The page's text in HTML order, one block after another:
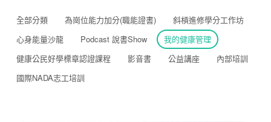
全部分類 為崗位能力加分(職能證書)
斜槓進修學分工作坊
心身能量沙龍
Podcast 說書Show
我的健康管理
健康公民好學標章認證課程
影音書 公益講座
內部培訓
國際NADA志工培訓